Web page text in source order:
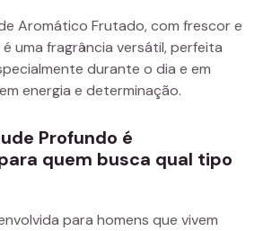
Aromático Frutado, com frescor e
uma fragrância versátil, perfeita
durante o dia e em
energia e determinação.
Profundo é
quem busca qual tipo
para homens que vivem